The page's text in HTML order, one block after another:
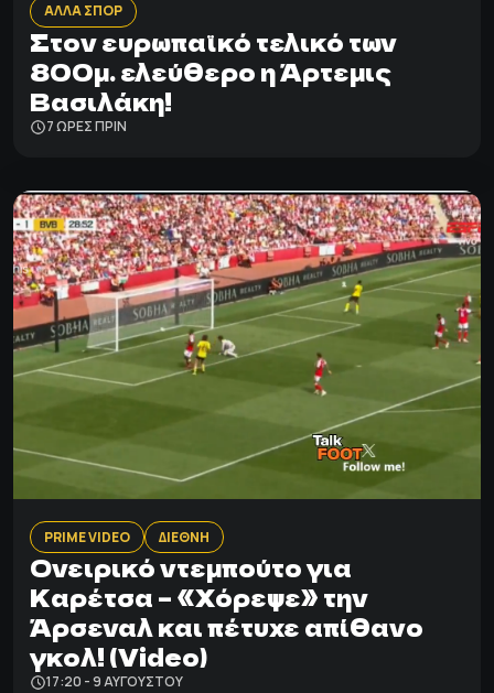
ΑΛΛΑ ΣΠΟΡ
Στον ευρωπαϊκό τελικό των
800μ. ελεύθερο η Άρτεμις
Βασιλάκη!
7 ΩΡΕΣ ΠΡΙΝ
PRIME VIDEO ΔΙΕΘΝΗ
Ονειρικό ντεμπούτο για
Καρέτσα – «Χόρεψε» την
Άρσεναλ και πέτυχε απίθανο
γκολ! (Video)
17:20 - 9 ΑΥΓΟΎΣΤΟΥ